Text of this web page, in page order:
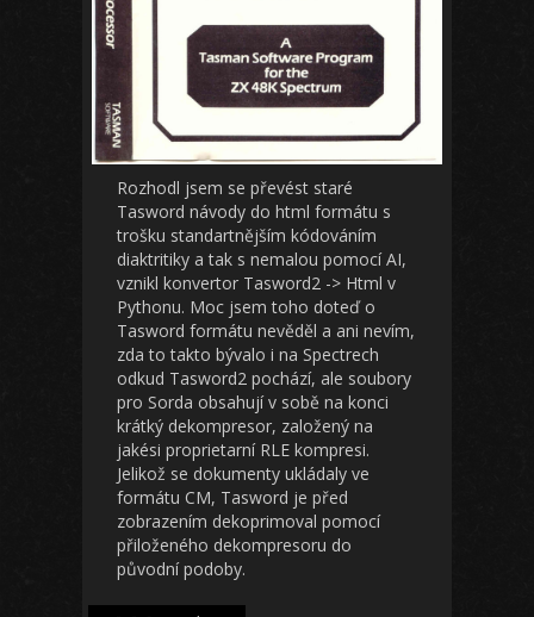
Rozhodl jsem se převést staré
Tasword návody do html formátu s
trošku standartnějším kódováním
diaktritiky a tak s nemalou pomocí AI,
vznikl konvertor Tasword2 -> Html v
Pythonu. Moc jsem toho doteď o
Tasword formátu nevěděl a ani nevím,
zda to takto bývalo i na Spectrech
odkud Tasword2 pochází, ale soubory
pro Sorda obsahují v sobě na konci
krátký dekompresor, založený na
jakési proprietarní RLE kompresi.
Jelikož se dokumenty ukládaly ve
formátu CM, Tasword je před
zobrazením dekoprimoval pomocí
přiloženého dekompresoru do
původní podoby.